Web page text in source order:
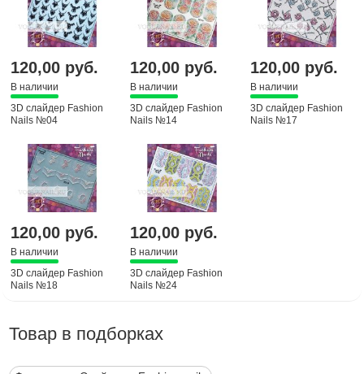
120,00 руб.
В наличии
3D слайдер Fashion
Nails №04
120,00 руб.
В наличии
3D слайдер Fashion
Nails №14
120,00 руб.
В наличии
3D слайдер Fashion
Nails №17
120,00 руб.
В наличии
3D слайдер Fashion
Nails №18
120,00 руб.
В наличии
3D слайдер Fashion
Nails №24
Товар в подборках